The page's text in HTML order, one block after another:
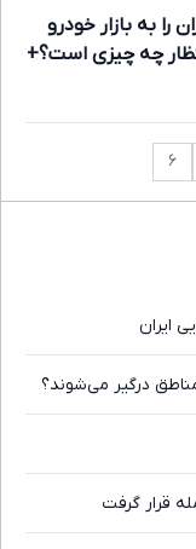
را به بازار خودرو
چه چیزی است؟+
۶
درگیر می‌شوند؟
قرار گرفت